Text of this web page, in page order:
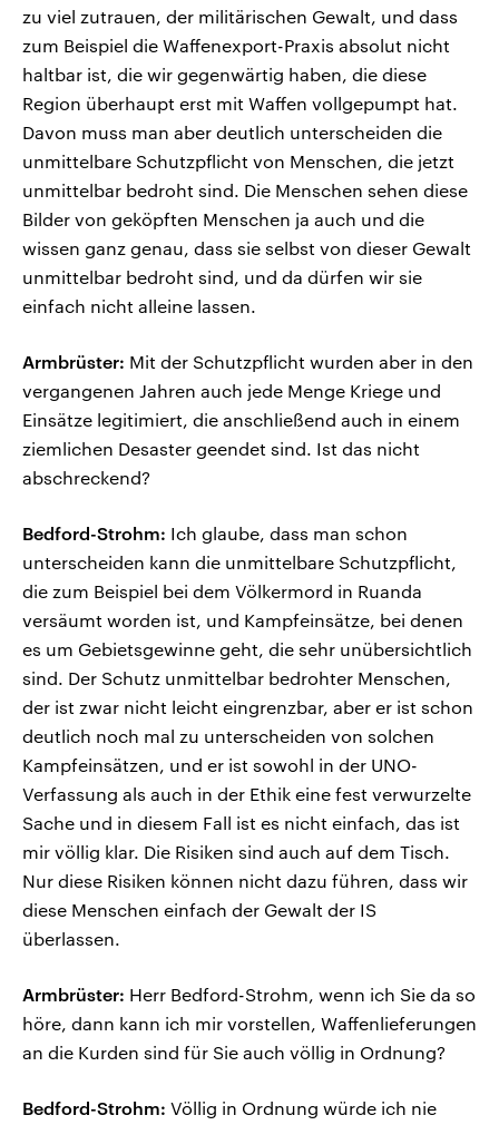
zu viel zutrauen, der militärischen Gewalt, und dass
zum Beispiel die Waffenexport-Praxis absolut nicht
haltbar ist, die wir gegenwärtig haben, die diese
Region überhaupt erst mit Waffen vollgepumpt hat.
Davon muss man aber deutlich unterscheiden die
unmittelbare Schutzpflicht von Menschen, die jetzt
unmittelbar bedroht sind. Die Menschen sehen diese
Bilder von geköpften Menschen ja auch und die
wissen ganz genau, dass sie selbst von dieser Gewalt
unmittelbar bedroht sind, und da dürfen wir sie
einfach nicht alleine lassen.
Armbrüster: Mit der Schutzpflicht wurden aber in den
vergangenen Jahren auch jede Menge Kriege und
Einsätze legitimiert, die anschließend auch in einem
ziemlichen Desaster geendet sind. Ist das nicht
abschreckend?
Bedford-Strohm: Ich glaube, dass man schon
unterscheiden kann die unmittelbare Schutzpflicht,
die zum Beispiel bei dem Völkermord in Ruanda
versäumt worden ist, und Kampfeinsätze, bei denen
es um Gebietsgewinne geht, die sehr unübersichtlich
sind. Der Schutz unmittelbar bedrohter Menschen,
der ist zwar nicht leicht eingrenzbar, aber er ist schon
deutlich noch mal zu unterscheiden von solchen
Kampfeinsätzen, und er ist sowohl in der UNO-
Verfassung als auch in der Ethik eine fest verwurzelte
Sache und in diesem Fall ist es nicht einfach, das ist
mir völlig klar. Die Risiken sind auch auf dem Tisch.
Nur diese Risiken können nicht dazu führen, dass wir
diese Menschen einfach der Gewalt der IS
überlassen.
Armbrüster: Herr Bedford-Strohm, wenn ich Sie da so
höre, dann kann ich mir vorstellen, Waffenlieferungen
an die Kurden sind für Sie auch völlig in Ordnung?
Bedford-Strohm: Völlig in Ordnung würde ich nie